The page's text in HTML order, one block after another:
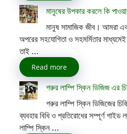
মানুষের উপকার করলে কি
মানুষ সামাজিক জীব। আমরা
অপরের সহযোগিতা ও সহমর্মিতার
তাই ...
Read more
গরুর লাম্পি স্কিন ডিজিজ এর
গরুর লাম্পি স্কিন ডিজিজের
ব্যবহার বিধি ও প্রতিরোধের সম্পূর্ণ গাইড
লাম্পি স্কিন ...